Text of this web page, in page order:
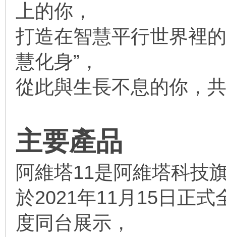
上的你，
打造在智慧平行世界裡
慧化身”，
從此與生長不息的你，
主要產品
阿維塔11是阿維塔科技
於2021年11月15日正式
度同台展示，